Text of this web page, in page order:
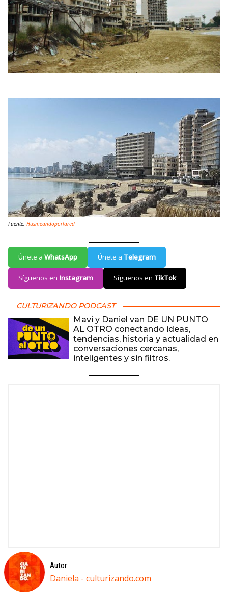
Fuente: Husmeandoporlared
Únete a WhatsApp Únete a Telegram
Síguenos en Instagram Síguenos en TikTok
CULTURIZANDO PODCAST
Mavi y Daniel van DE UN PUNTO
AL OTRO conectando ideas,
tendencias, historia y actualidad en
conversaciones cercanas,
inteligentes y sin filtros.
Autor:
Daniela - culturizando.com